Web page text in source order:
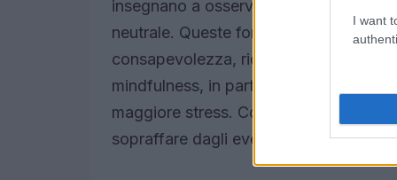
I want
insegnano a osservare le nostre
neutrale. Queste forme di
consapevolezza, riducendo lo stress
mindfulness, in particolare, è stata un
maggiore stress. Concentrandomi sul
sopraffare dagli eventi esterni.